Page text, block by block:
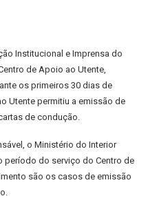
Institucional e Imprensa do
de Apoio ao Utente,
os primeiros 30 dias de
Utente permitiu a emissão de
de condução.
o Ministério do Interior
período do serviço do Centro de
são os casos de emissão